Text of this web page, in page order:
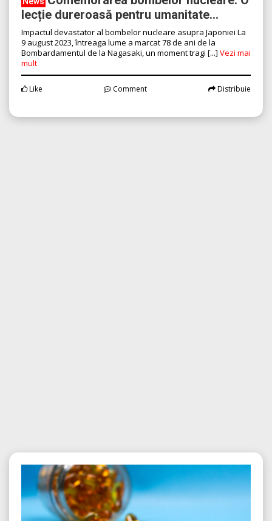
lecție dureroasă pentru umanitate...
Impactul devastator al bombelor nucleare asupra Japoniei La
9 august 2023, întreaga lume a marcat 78 de ani de la
Bombardamentul de la Nagasaki, un moment tragi [...] Vezi mai
mult
Like Comment Distribuie